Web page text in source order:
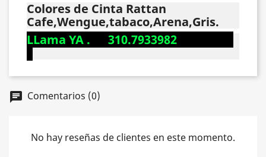
Colores de Cinta Rattan
Cafe,Wengue,tabaco,Arena,Gris.
LLama YA . 310.7933982
chat Comentarios (0)
No hay reseñas de clientes en este momento.